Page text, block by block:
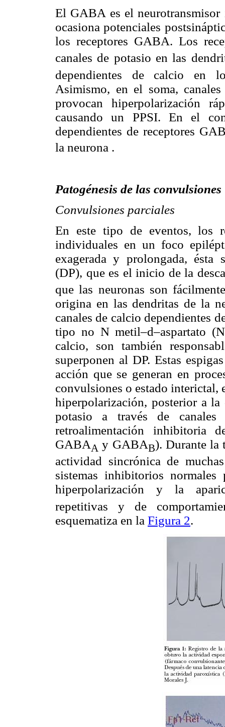
El GABA es el
ocasiona potenciales
los receptores GABA. Los
canales de potasio en las
dependientes de calcio en
Asimismo, en el soma,
provocan hiperpolarización
causando un PPSI. En el
dependientes de receptores
la neurona .
Patogénesis de las convulsiones
Convulsiones parciales
En este tipo de eventos, los
individuales en un foco
exagerada y prolongada, ésta
(DP), que es el inicio de la
que las neuronas son
origina en las dendritas de la
canales de calcio dependientes
tipo no N metil–d–aspartato
calcio, son también
superponen al DP. Estas
acción que se generan en
convulsiones o estado interictal,
hiperpolarización, posterior a
potasio a través de
retroalimentación inhibitoria
GABAA y GABAB). Durante la
actividad sincrónica de
sistemas inhibitorios
hiperpolarización y la
repetitivas y de
esquematiza en la Figura 2.